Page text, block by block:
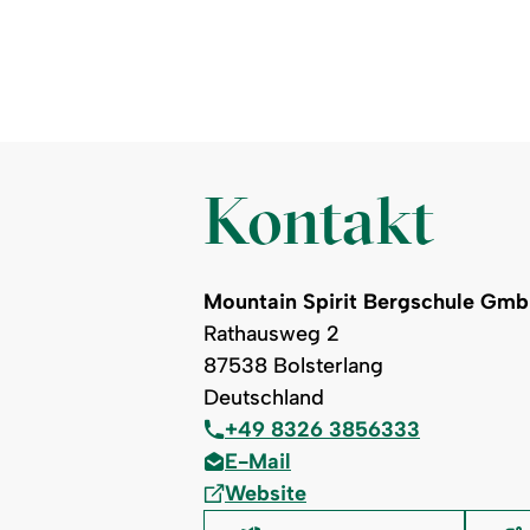
Kontakt
Mountain Spirit Bergschule
Rathausweg 2
87538 Bolsterlang
Deutschland
+49 8326 3856333
E-Mail
Website